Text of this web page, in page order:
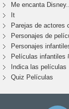
Me encanta
It
Parejas de actores
Personajes de
Personajes
Películas infantiles
Indica las películas
Quiz Películas